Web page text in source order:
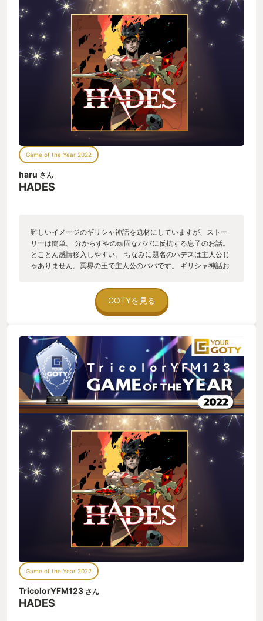
けばこのゲームを起動している。他のゲームをやっていてもこ
のゲームに戻ってくる、ということが多く、またこの先もまだ
まだやるつもりなので、これが僕のゲーム・オブ・ザ・イヤー
です。 尚、今作は既に過去ゲーム・オブ・ザ・イヤーに選ばれ
ています。僕は今年プレイしたので今年のGOTYです。
Game of the Year 2022
haru さん
HADES
難しいイメージのギリシャ神話を題材にしていますが、ストー
リーは簡単。 分からずやの頑固なパパに反抗する息子のお話。
とことん感情移入しやすい。 ちなみに題名のハデスは主人公じ
ゃありません。冥界の王で主人公のパパです。 ギリシャ神話お
きます。 ゲームをまとめると、超絶仲の悪いパパの元から何度
も脱出を図るローグライクゲーム。 脱出に失敗し、負けて帰っ
てくると、パパからの嫌味アンド煽り。 くっそー絶対見返して
ピッタリ。スキマ時間にちょこっとってプレイ可能です。そん
な短時間のプレイで失敗しても主人公は成長し、パパへの反逆
の糧とします笑 心が折れる隙を与えません。 音楽も絵もゲーム
の雰囲気ピッタリ。冥界のダークな雰囲気と、登場人物の陽気
さをうまく表現してます。おすすめは3本頭の犬、ケルベロス。
めっちゃくちゃ可愛い。今ゲームでの癒し系です。ゼウスやポ
セイドンなども親戚のいいおじちゃん枠で背中を押してくれま
す。 難易度も絶妙。敵が強すぎるということも、弱すぎること
もない、豚汁の七味唐辛子のような、旨さと辛さの両立。 成長
システムがわかりやすさと、組み立ての奥深さも貢献している
と思います。 今年やったゲームでとことんハマりました。ぜひ
やったことない方、寒い季節に最高の豚汁ゲー、Hades一杯い
かがですか？
GOTYを見る
Game of the Year 2022
TricolorYFM123 さん
HADES